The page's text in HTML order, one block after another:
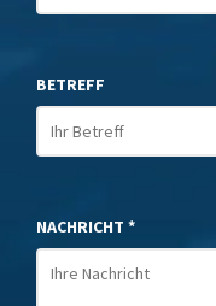
BETREFF
NACHRICHT *